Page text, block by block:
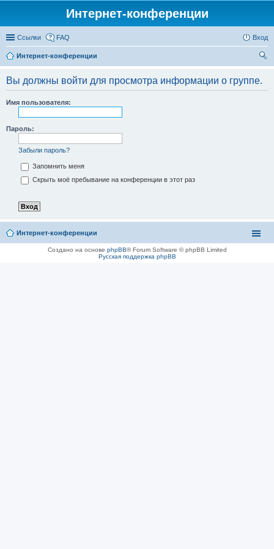
Интернет-конференции
Ссылки FAQ Вход
Интернет-конференции
ск
Вы должны войти для просмотра информации о группе.
Имя пользователя:
Пароль:
Забыли пароль?
Запомнить меня
Скрыть моё пребывание на конференции в этот раз
Интернет-конференции
Создано на основе phpBB® Forum Software © phpBB Limited
Русская поддержка phpBB